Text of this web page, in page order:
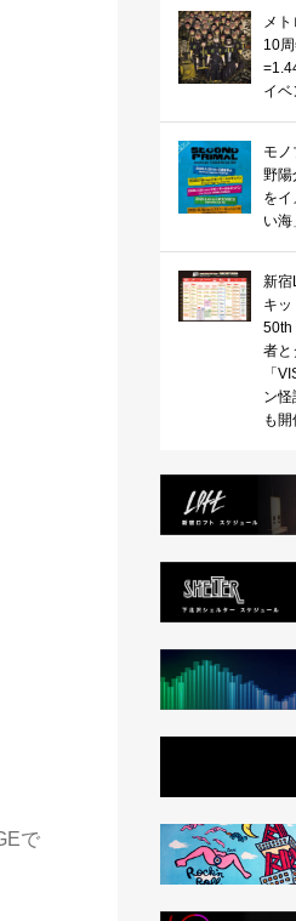
で
メ
10
イ
モ
野陽
を
い
新宿
キ
50th
者と
「
ン
も開